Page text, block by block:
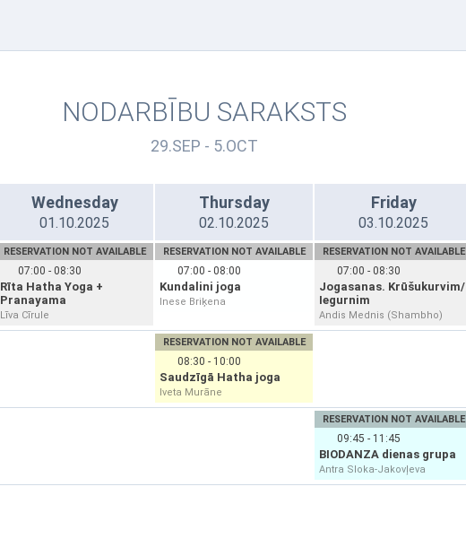
NODARBĪBU SARAKSTS
29.SEP - 5.OCT
Wednesday
01.10.2025
Thursday
02.10.2025
Friday
03.10.2025
RESERVATION NOT AVAILABLE
07:00 - 08:30
Rīta Hatha Yoga +
Pranayama
Līva Cīrule
RESERVATION NOT AVAILABLE
07:00 - 08:00
Kundalini joga
Inese Briķena
RESERVATION NOT AVAILABLE
07:00 - 08:30
Jogasanas. Krūšukurvim/
Iegurnim
Andis Mednis (Shambho)
RESERVATION NOT AVAILABLE
08:30 - 10:00
Saudzīgā Hatha joga
Iveta Murāne
RESERVATION NOT AVAILABLE
09:45 - 11:45
BIODANZA dienas grupa
Antra Sloka-Jakovļeva